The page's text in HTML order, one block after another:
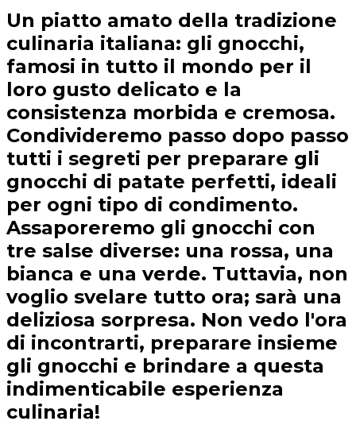
Un piatto amato della tradizione
culinaria italiana: gli gnocchi,
famosi in tutto il mondo per il
loro gusto delicato e la
consistenza morbida e cremosa.
Condivideremo passo dopo passo
tutti i segreti per preparare gli
gnocchi di patate perfetti, ideali
per ogni tipo di condimento.
Assaporeremo gli gnocchi con
tre salse diverse: una rossa, una
bianca e una verde. Tuttavia, non
voglio svelare tutto ora; sarà una
deliziosa sorpresa. Non vedo l'ora
di incontrarti, preparare insieme
gli gnocchi e brindare a questa
indimenticabile esperienza
culinaria!